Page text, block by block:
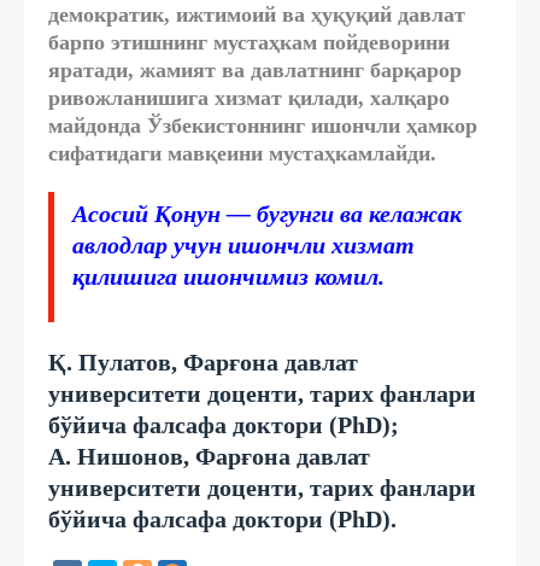
демократик, ижтимоий ва ҳуқуқий давлат
барпо этишнинг мустаҳкам пойдеворини
яратади, жамият ва давлатнинг барқарор
ривожланишига хизмат қилади, халқаро
майдонда Ўзбекистоннинг ишончли ҳамкор
сифатидаги мавқеини мустаҳкамлайди.
Асосий Қонун — бугунги ва келажак
авлодлар учун ишончли хизмат
қилишига ишончимиз комил.
Қ. Пулатов, Фарғона давлат
университети доценти, тарих фанлари
бўйича фалсафа доктори (PhD);
А. Нишонов, Фарғона давлат
университети доценти, тарих фанлари
бўйича фалсафа доктори (PhD).